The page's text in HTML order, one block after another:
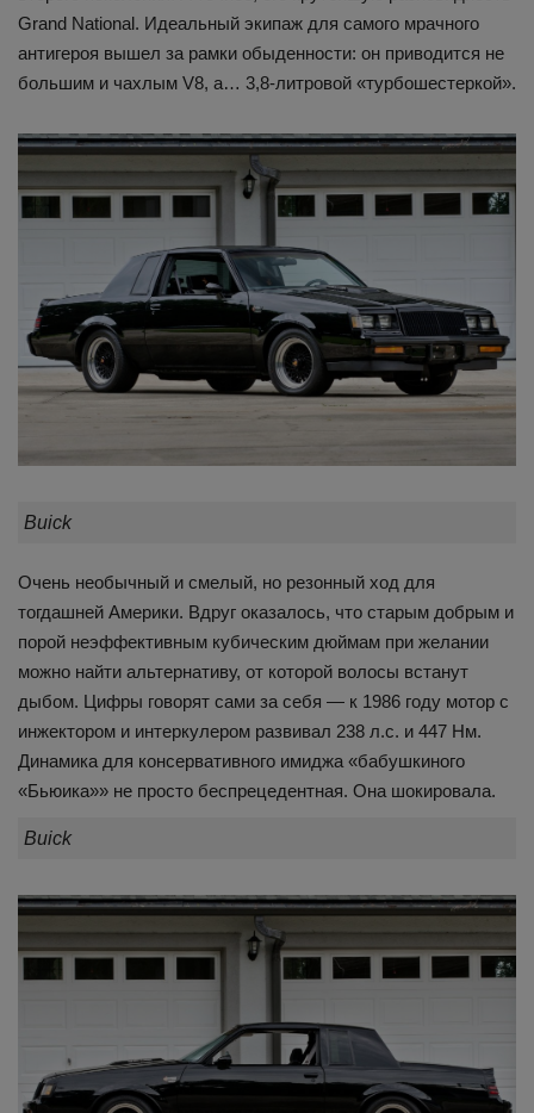
Grand National. Идеальный экипаж для самого мрачного
антигероя вышел за рамки обыденности: он приводится не
большим и чахлым V8, а… 3,8-литровой «турбошестеркой».
Buick
Очень необычный и смелый, но резонный ход для
тогдашней Америки. Вдруг оказалось, что старым добрым и
порой неэффективным кубическим дюймам при желании
можно найти альтернативу, от которой волосы встанут
дыбом. Цифры говорят сами за себя — к 1986 году мотор с
инжектором и интеркулером развивал 238 л.с. и 447 Нм.
Динамика для консервативного имиджа «бабушкиного
«Бьюика»» не просто беспрецедентная. Она шокировала.
Buick